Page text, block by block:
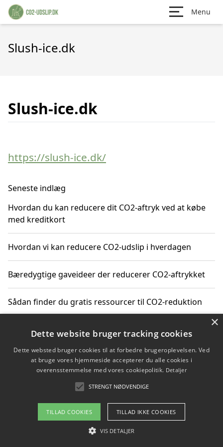
Menu
Slush-ice.dk
Slush-ice.dk
https://slush-ice.dk/
Seneste indlæg
Hvordan du kan reducere dit CO2-aftryk ved at købe
med kreditkort
Hvordan vi kan reducere CO2-udslip i hverdagen
Bæredygtige gaveideer der reducerer CO2-aftrykket
Sådan finder du gratis ressourcer til CO2-reduktion
Hvordan gadgets til hjemmet kan reducere CO2-udslip
Copyright 2026 - Pilanto Aps
Om / kontakt
Blog Betingelser
×
Dette website bruger tracking cookies
Dette websted bruger cookies til at forbedre brugeroplevelsen. Ved
at bruge vores hjemmeside accepterer du alle cookies i
overensstemmelse med vores cookiepolitik. Detaljer
STRENGT NØDVENDIGE
TILLAD COOKIES TILLAD IKKE COOKIES
VIS DETALJER